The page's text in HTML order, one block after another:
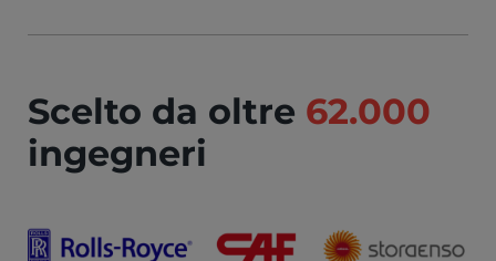
Scelto da oltre 62.000
ingegneri